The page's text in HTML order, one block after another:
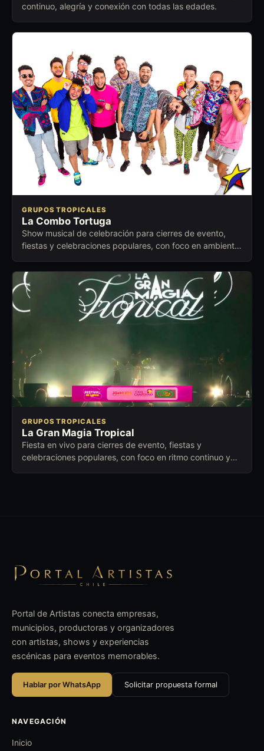
continuo, alegría y conexión con todas las edades.
GRUPOS TROPICALES
La Combo Tortuga
Show musical de celebración para cierres de evento,
fiestas y celebraciones populares, con foco en ambiente
GRUPOS TROPICALES
La Gran Magia Tropical
Fiesta en vivo para cierres de evento, fiestas y
celebraciones populares, con foco en ritmo continuo y
Portal de Artistas conecta empresas,
municipios, productoras y organizadores
con artistas, shows y experiencias
escénicas para eventos memorables.
Hablar por WhatsApp Solicitar propuesta formal
NAVEGACIÓN
Inicio